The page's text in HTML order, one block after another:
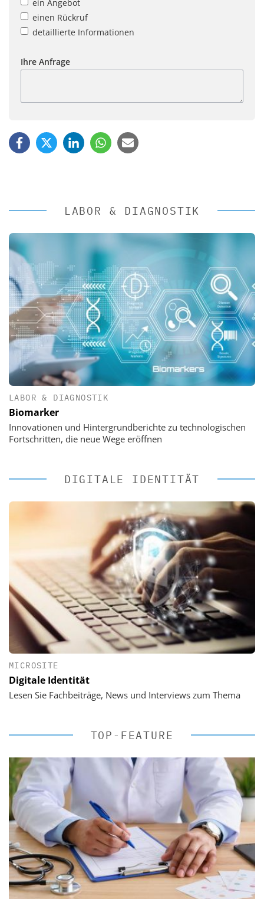
ein Angebot
einen Rückruf
detaillierte Informationen
Ihre Anfrage
LABOR & DIAGNOSTIK
LABOR & DIAGNOSTIK
Biomarker
Innovationen und Hintergrundberichte zu technologischen
Fortschritten, die neue Wege eröffnen
DIGITALE IDENTITÄT
MICROSITE
Digitale Identität
Lesen Sie Fachbeiträge, News und Interviews zum Thema
TOP-FEATURE